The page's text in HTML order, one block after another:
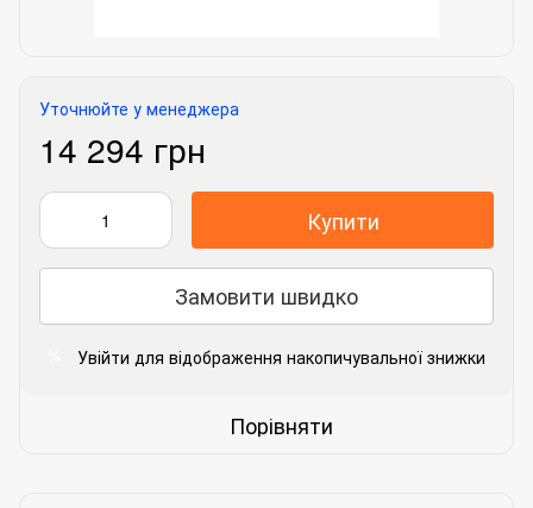
Уточнюйте у менеджера
14 294 грн
Купити
Замовити швидко
Увійти для відображення накопичувальної знижки
Порівняти